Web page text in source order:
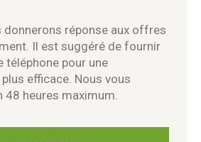
donnerons réponse aux offres
Il est suggéré de fournir
téléphone pour une
efficace. Nous vous
heures maximum.